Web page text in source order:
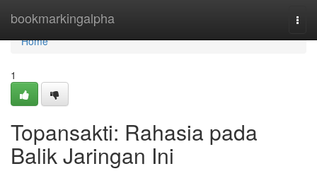
bookmarkingalpha
Home
Home
1
Topansakti: Rahasia pada
Balik Jaringan Ini